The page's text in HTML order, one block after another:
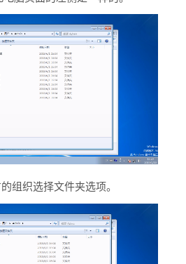
织选择文件夹选项。